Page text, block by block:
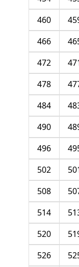
460
466
472
478
484
490
496
502
508
514
520
526